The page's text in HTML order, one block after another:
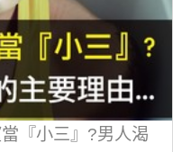
『小三』?男人渴